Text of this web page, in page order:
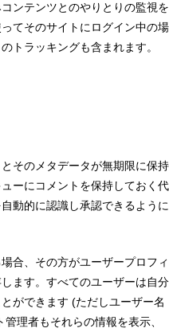
ンテンツとのやりとりの監視を
てそのサイトにログイン中の場
トラッキングも含まれます。
そのメタデータが無期限に保持
ーにコメントを保持しておく代
動的に認識し承認できるように
合、その方がユーザープロフィ
ます。すべてのユーザーは自分
ができます (ただしユーザー名
理者もそれらの情報を表示、